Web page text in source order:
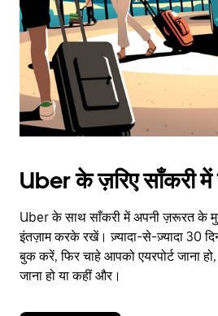
close
the
calendar.
Uber के ज़रिए साँकरी
Uber के साथ साँकरी में अपनी ज़रूरत के
इंतज़ाम करके रखें। ज़्यादा-से-ज़्यादा 30
बुक करें, फिर चाहे आपको एयरपोर्ट जाना
जाना हो या कहीं और।